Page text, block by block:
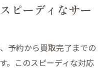
ピーディなサー
予約から買取完了までの
。このスピーディな対応